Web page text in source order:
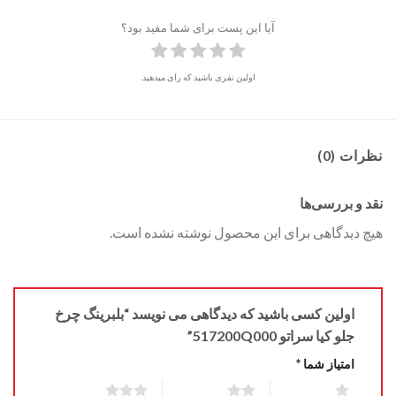
آیا این پست برای شما مفید بود؟
اولین نفری باشید که رای میدهید.
نظرات (0)
نقد و بررسی‌ها
هیچ دیدگاهی برای این محصول نوشته نشده است.
اولین کسی باشید که دیدگاهی می نویسد “بلبرینگ چرخ
جلو کیا سراتو 517200Q000”
امتیاز شما *